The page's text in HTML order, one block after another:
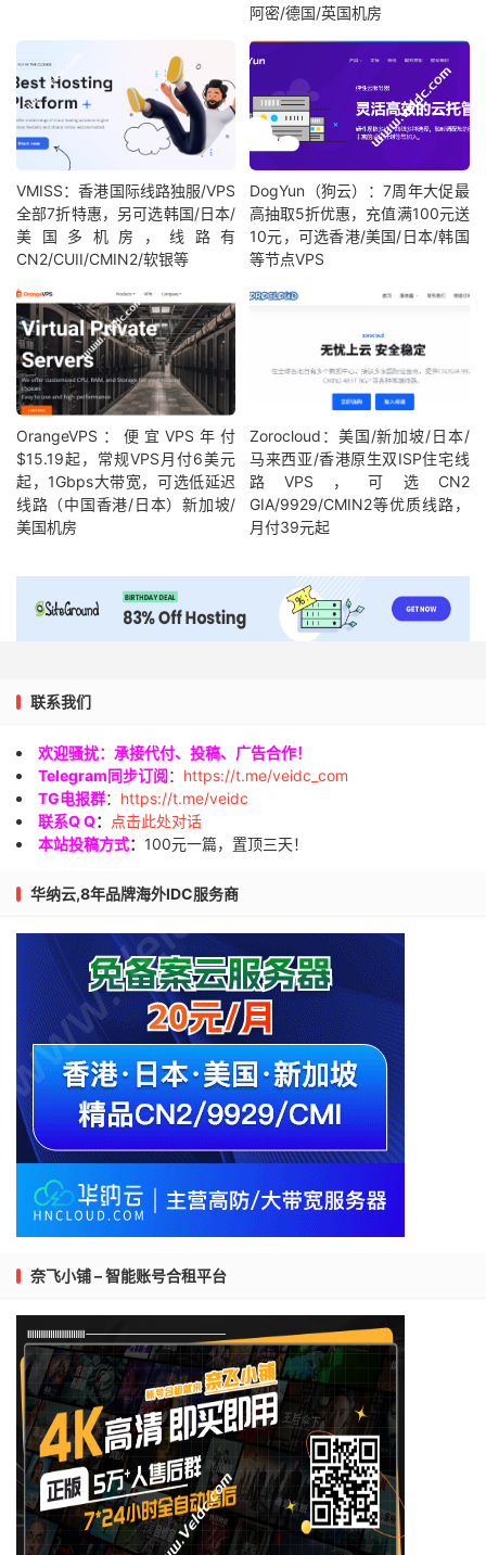
阿密/德国/英国机房
VMISS：香港国际线路独服/VPS
全部7折特惠，另可选韩国/日本/
美国多机房，线路有
CN2/CUII/CMIN2/软银等
DogYun（狗云）：7周年大促最
高抽取5折优惠，充值满100元送
10元，可选香港/美国/日本/韩国
等节点VPS
OrangeVPS：便宜VPS年付
$15.19起，常规VPS月付6美元
起，1Gbps大带宽，可选低延迟
线路（中国香港/日本）新加坡/
美国机房
Zorocloud：美国/新加坡/日本/
马来西亚/香港原生双ISP住宅线
路VPS，可选CN2
GIA/9929/CMIN2等优质线路，
月付39元起
联系我们
欢迎骚扰：承接代付、投稿、广告合作！
Telegram同步订阅： https://t.me/veidc_com
TG电报群： https://t.me/veidc
联系Q Q：
点击此处对话
本站投稿方式： 100元一篇，置顶三天！
华纳云,8年品牌海外IDC服务商
奈飞小铺 – 智能账号合租平台